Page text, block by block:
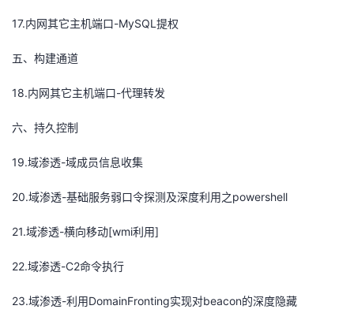
17.内网其它主机端口-MySQL提权
五、构建通道
18.内网其它主机端口-代理转发
六、持久控制
19.域渗透-域成员信息收集
20.域渗透-基础服务弱口令探测及深度利用之powershell
21.域渗透-横向移动[wmi利用]
22.域渗透-C2命令执行
23.域渗透-利用DomainFronting实现对beacon的深度隐藏